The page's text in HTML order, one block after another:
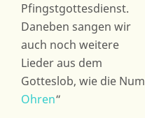
Pfingstgottesdienst.
Daneben sangen wir
auch noch weitere
Lieder aus dem
Gotteslob, wie die
Ohren“